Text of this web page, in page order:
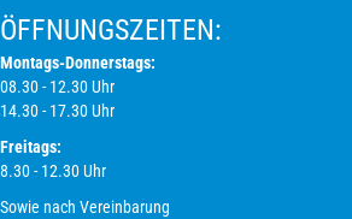
ÖFFNUNGS­ZEITEN:
Montags-Donnerstags:
08.30 - 12.30 Uhr
14.30 - 17.30 Uhr
Freitags:
8.30 - 12.30 Uhr
Sowie nach Vereinbarung